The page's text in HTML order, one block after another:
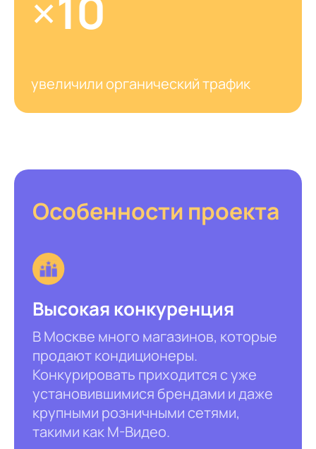
увеличили органический трафик
Особенности проекта
Высокая конкуренция
В Москве много магазинов, которые
продают кондиционеры.
Конкурировать приходится с уже
установившимися брендами и даже
крупными розничными сетями,
такими как М-Видео.